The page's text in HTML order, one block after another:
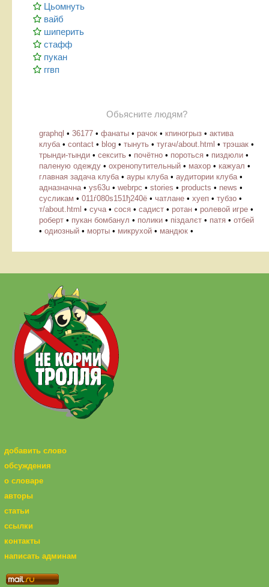
Цьомнуть
вайб
шиперить
стафф
пукан
ггвп
Обьясните людям?
graphql • 36177 • фанаты • рачок • кпиногрыз • актива
клуба • contact • blog • тынуть • тугач/about.html • трэшак •
трынди-тынди • сексить • почётно • пороться • пиздюли •
паленую одежду • охренопутительный • махор • кажуал •
главная задача клуба • ауры клуба • аудитории клуба •
адназначна • ys63u • webrpc • stories • products • news •
cусликам • 011ѓ080ѕ151ђ240ё • чатлане • хуеп • тубзо •
т/about.html • суча • сося • садист • ротан • ролевой игре •
роберт • пукан бомбанул • полики • піздалєт • патя • отбей
• одиозный • морты • микрухой • мандюк •
добавить слово
обсуждения
о словаре
авторы
статьи
ссылки
контакты
написать админам